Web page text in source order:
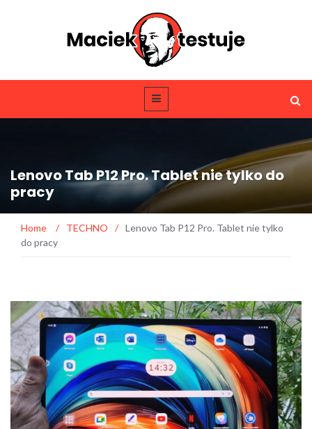
Lenovo Tab P12 Pro. Tablet nie tylko do
pracy
Home / TECHNO / Lenovo Tab P12 Pro. Tablet nie tylko
do pracy